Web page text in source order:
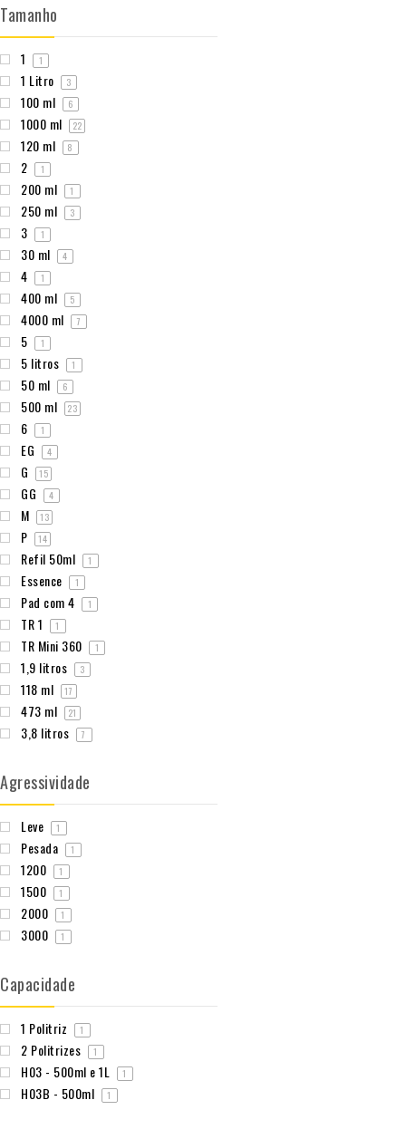
Tamanho
1 1
1 Litro 3
100 ml 6
1000 ml 22
120 ml 8
2 1
200 ml 1
250 ml 3
3 1
30 ml 4
4 1
400 ml 5
4000 ml 7
5 1
5 litros 1
50 ml 6
500 ml 23
6 1
EG 4
G 15
GG 4
M 13
P 14
Refil 50ml 1
Essence 1
Pad com 4 1
TR 1 1
TR Mini 360 1
1,9 litros 3
118 ml 17
473 ml 21
3,8 litros 7
Agressividade
Leve 1
Pesada 1
1200 1
1500 1
2000 1
3000 1
Capacidade
1 Politriz 1
2 Politrizes 1
H03 - 500ml e 1L 1
H03B - 500ml 1